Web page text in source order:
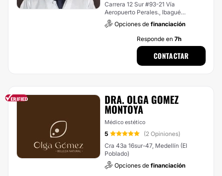
Carrera 12 Sur #93-21 Vía
Aeropuerto Perales., Ibagué
(Comuna 1: Centro.31)
Opciones de financiación
Responde en 7h
CONTACTAR
DRA. OLGA GOMEZ
MONTOYA
Médico estético
5
(2 Opiniones)
Cra 43a 16sur-47, Medellín (El
Poblado)
Opciones de financiación